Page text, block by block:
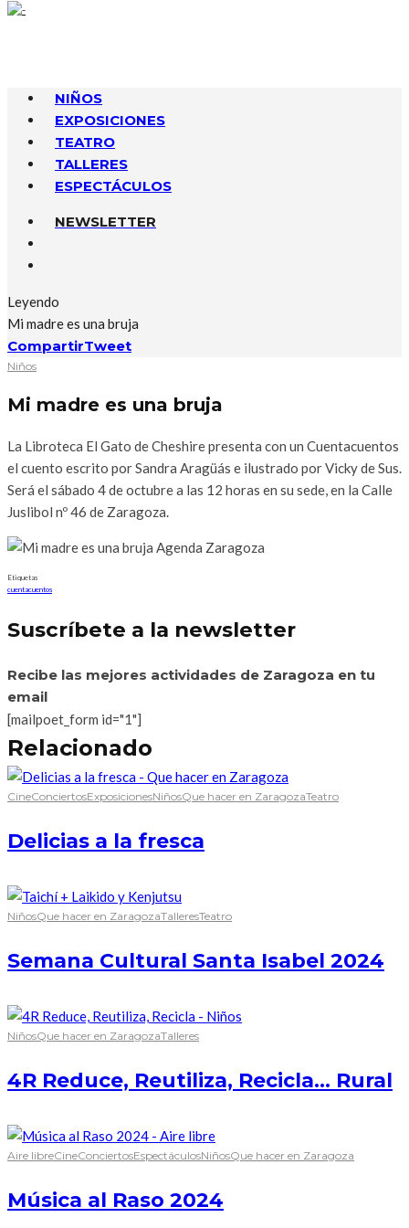
NIÑOS
EXPOSICIONES
TEATRO
TALLERES
ESPECTÁCULOS
NEWSLETTER
Leyendo
Mi madre es una bruja
CompartirTweet
Niños
Mi madre es una bruja
La Libroteca El Gato de Cheshire presenta con un Cuentacuentos
el cuento escrito por Sandra Aragüás e ilustrado por Vicky de Sus.
Será el sábado 4 de octubre a las 12 horas en su sede, en la Calle
Juslibol nº 46 de Zaragoza.
Etiquetas
cuentacuentos
Suscríbete a la newsletter
Recibe las mejores actividades de Zaragoza en tu
email
[mailpoet_form id="1"]
Relacionado
CineConciertosExposicionesNiñosQue hacer en ZaragozaTeatro
Delicias a la fresca
NiñosQue hacer en ZaragozaTalleresTeatro
Semana Cultural Santa Isabel 2024
NiñosQue hacer en ZaragozaTalleres
4R Reduce, Reutiliza, Recicla… Rural
Aire libreCineConciertosEspectáculosNiñosQue hacer en Zaragoza
Música al Raso 2024